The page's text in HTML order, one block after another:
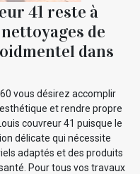
41 reste à
de
dans
vous désirez accomplir
et rendre propre
couvreur 41 puisque le
délicate qui nécessite
adaptés et des produits
Pour tous vos travaux